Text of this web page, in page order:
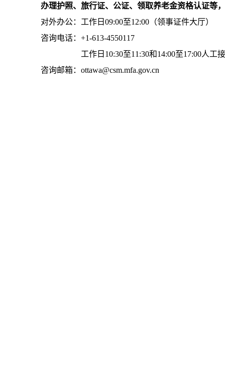
办理护照、旅行证、公证、领取养老金资格认证等
对外办公：工作日09:00至12:00（领事证件大厅）
咨询电话：+1-613-4550117
工作日10:30至11:30和14:00至17:00人工
咨询邮箱：ottawa@csm.mfa.gov.cn